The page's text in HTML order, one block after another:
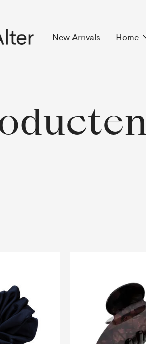
New Arrivals Home